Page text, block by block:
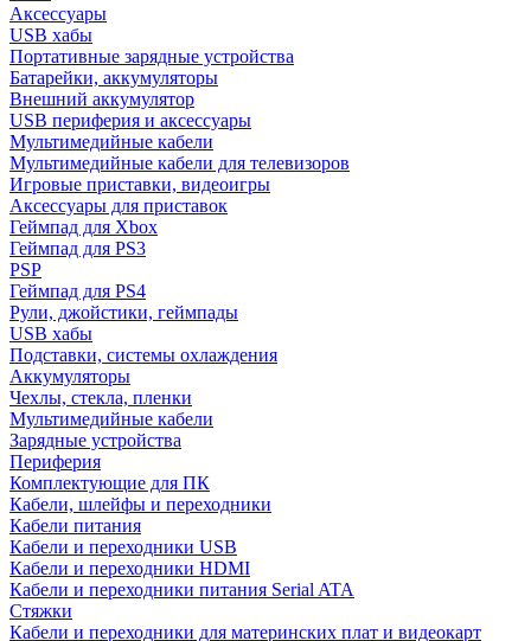
Аксессуары
USB хабы
Портативные зарядные устройства
Батарейки, аккумуляторы
Внешний аккумулятор
USB периферия и аксессуары
Мультимедийные кабели
Мультимедийные кабели для телевизоров
Игровые приставки, видеоигры
Аксессуары для приставок
Геймпад для Xbox
Геймпад для PS3
PSP
Геймпад для PS4
Рули, джойстики, геймпады
USB хабы
Подставки, системы охлаждения
Аккумуляторы
Чехлы, стекла, пленки
Мультимедийные кабели
Зарядные устройства
Периферия
Комплектующие для ПК
Кабели, шлейфы и переходники
Кабели питания
Кабели и переходники USB
Кабели и переходники HDMI
Кабели и переходники питания Serial ATA
Стяжки
Кабели и переходники для материнских плат и видеокарт